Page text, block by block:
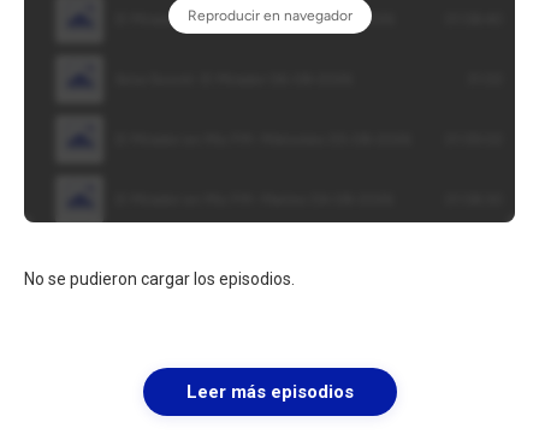
No se pudieron cargar los episodios.
Leer más episodios